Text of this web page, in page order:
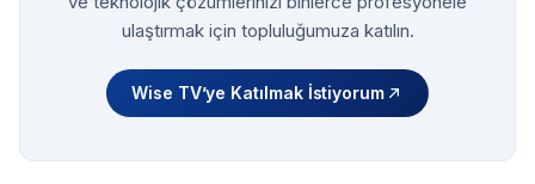
ulaştırmak için topluluğumuza katılın.
Wise TV’ye Katılmak İstiyorum